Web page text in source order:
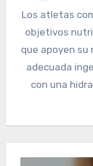
Los atletas competitivos necesitan establecer
objetivos
que apoyen su
adecuada
con una